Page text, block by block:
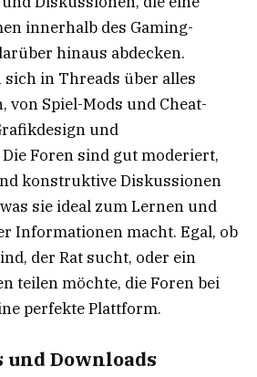
innerhalb des Gaming-
hinaus abdecken.
in Threads über alles
von Spiel-Mods und Cheat-
und
Foren sind gut moderiert,
konstruktive Diskussionen
sie ideal zum Lernen und
Informationen macht. Egal, ob
der Rat sucht, oder ein
teilen möchte, die Foren bei
perfekte Plattform.
und Downloads